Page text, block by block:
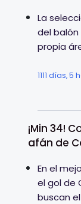
La
del balón
propia
1111 días,
¡Min 34!
afán de
En el
el gol de
buscan